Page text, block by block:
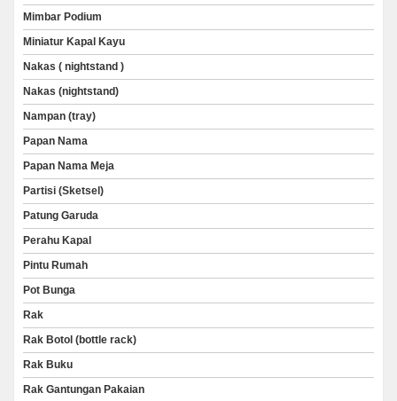
Mimbar Podium
Miniatur Kapal Kayu
Nakas ( nightstand )
Nakas (nightstand)
Nampan (tray)
Papan Nama
Papan Nama Meja
Partisi (Sketsel)
Patung Garuda
Perahu Kapal
Pintu Rumah
Pot Bunga
Rak
Rak Botol (bottle rack)
Rak Buku
Rak Gantungan Pakaian